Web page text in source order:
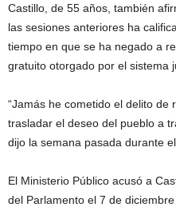
Castillo, de 55 años, también
las sesiones anteriores ha
tiempo en que se ha negado a
gratuito otorgado por el sistema
“Jamás he cometido el delito
trasladar el deseo del pueblo a
dijo la semana pasada durante
El Ministerio Público acusó a
del Parlamento el 7 de